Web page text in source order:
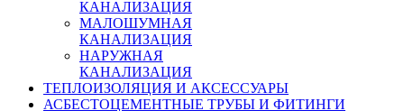
КАНАЛИЗАЦИЯ
МАЛОШУМНАЯ
КАНАЛИЗАЦИЯ
НАРУЖНАЯ
КАНАЛИЗАЦИЯ
ТЕПЛОИЗОЛЯЦИЯ И АКСЕССУАРЫ
АСБЕСТОЦЕМЕНТНЫЕ ТРУБЫ И ФИТИНГИ